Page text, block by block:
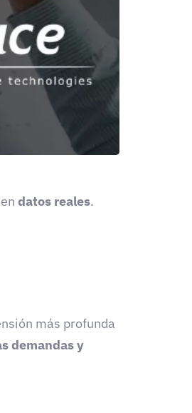
datos reales.
más profunda
demandas y